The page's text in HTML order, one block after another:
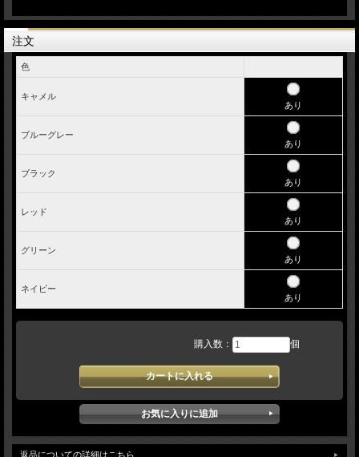
注文
色
キャメル
あり
ブルーグレー
あり
ブラック
あり
レッド
あり
グリーン
あり
ネイビー
あり
購入数： 個
返品についての詳細はこちら